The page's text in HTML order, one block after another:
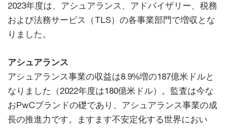
2023年度は、アシュアランス、アドバイザリー、税務
および法務サービス（TLS）の各事業部門で増収とな
りました。
アシュアランス
アシュアランス事業の収益は8.9%増の187億米ドルと
なりました（2022年度は180億米ドル）。監査は今な
おPwCブランドの礎であり、アシュアランス事業の成
長の推進力です。ますます不安定化する世界におい